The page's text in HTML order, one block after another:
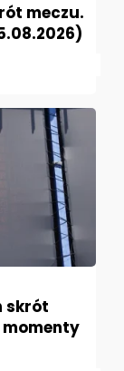
meczu.
skrót
momenty